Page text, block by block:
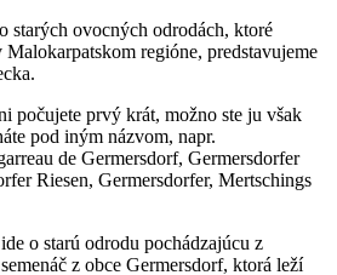
starých ovocných odrodách, ktoré
regióne, predstavujeme
počujete prvý krát, možno ste ju však
pod iným názvom, napr.
de Germersdorf, Germersdorfer
Riesen, Germersdorfer, Mertschings
o starú odrodu pochádzajúcu z
z obce Germersdorf, ktorá leží